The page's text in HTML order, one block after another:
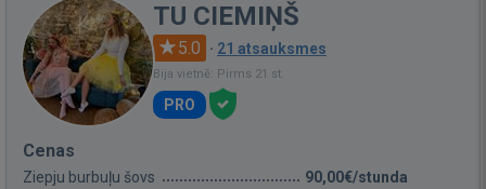
TU CIEMIŅŠ
5.0 · 21 atsauksmes
Bija vietnē: Pirms 21 st.
PRO
Cenas
Ziepju burbuļu šovs 90,00€/stunda